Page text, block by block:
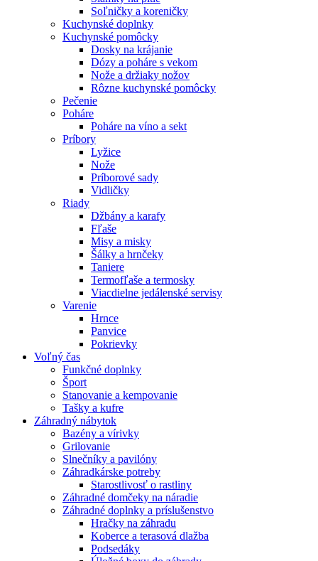
Soľničky a koreničky
Kuchynské doplnky
Kuchynské pomôcky
Dosky na krájanie
Dózy a poháre s vekom
Nože a držiaky nožov
Rôzne kuchynské pomôcky
Pečenie
Poháre
Poháre na víno a sekt
Príbory
Lyžice
Nože
Príborové sady
Vidličky
Riady
Džbány a karafy
Fľaše
Misy a misky
Šálky a hrnčeky
Taniere
Termofľaše a termosky
Viacdielne jedálenské servisy
Varenie
Hrnce
Panvice
Pokrievky
Voľný čas
Funkčné doplnky
Šport
Stanovanie a kempovanie
Tašky a kufre
Záhradný nábytok
Bazény a vírivky
Grilovanie
Slnečníky a pavilóny
Záhradkárske potreby
Starostlivosť o rastliny
Záhradné domčeky na náradie
Záhradné doplnky a príslušenstvo
Hračky na záhradu
Koberce a terasová dlažba
Podsedáky